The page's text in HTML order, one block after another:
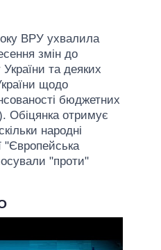
ВРУ ухвалила
змін до
та деяких
щодо
бюджетних
Обіцянка отримує
народні
"Європейська
"проти"